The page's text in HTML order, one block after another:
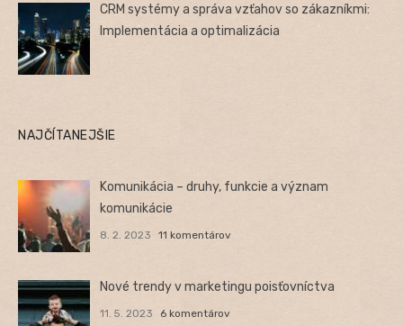
CRM systémy a správa vzťahov so zákazníkmi:
Implementácia a optimalizácia
NAJČÍTANEJŠIE
Komunikácia – druhy, funkcie a význam
komunikácie
8. 2. 2023 11 komentárov
Nové trendy v marketingu poisťovníctva
11. 5. 2023 6 komentárov